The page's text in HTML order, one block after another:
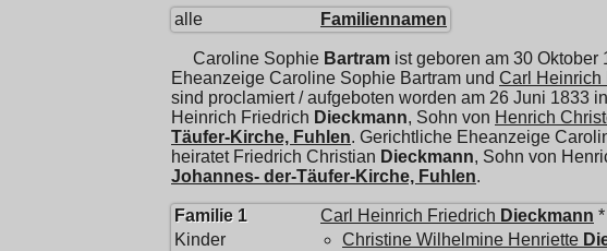
alle Familiennamen
Caroline Sophie Bartram ist geboren am 30 Oktober
Eheanzeige Caroline Sophie Bartram und Carl Heinrich
sind proclamiert / aufgeboten worden am 26 Juni 1833 in
Heinrich Friedrich Dieckmann, Sohn von Henrich
Täufer-Kirche, Fuhlen. Gerichtliche Eheanzeige
heiratet Friedrich Christian Dieckmann, Sohn von
Johannes- der-Täufer-Kirche, Fuhlen.
Familie 1 Carl Heinrich Friedrich Dieckmann
Kinder
Christine Wilhelmine Henriette